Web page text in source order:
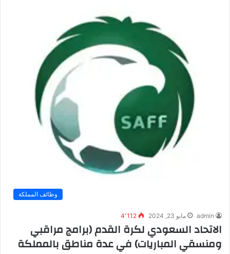
وظائف المملكة
admin مايو 23, 2024 4٬112
الاتحاد السعودي لكرة القدم (برامج مراقبي
ومنسقي المباريات) في عدة مناطق بالمملكة